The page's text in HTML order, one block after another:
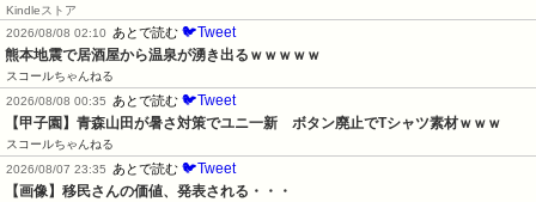
Kindleストア
2026/08/08 02:10
あとで読む 🐦Tweet
熊本地震で居酒屋から温泉が湧き出るｗｗｗｗｗ
スコールちゃんねる
2026/08/08 00:35
あとで読む 🐦Tweet
【甲子園】青森山田が暑さ対策でユニ一新　ボタン廃止でTシャツ素材ｗｗｗ
スコールちゃんねる
2026/08/07 23:35
あとで読む 🐦Tweet
【画像】移民さんの価値、発表される・・・